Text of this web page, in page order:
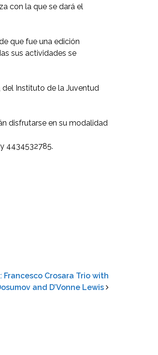
con la que se dará el
que fue una edición
sus actividades se
del Instituto de la Juventud
disfrutarse en su modalidad
4434532785.
Francesco Crosara Trio with
and D’Vonne Lewis